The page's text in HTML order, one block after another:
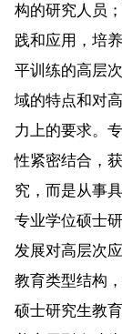
构的研究人员
践和应用，培
平训练的高层
域的特点和对
力上的要求。
性紧密结合，
究，而是从事
专业学位硕士
发展对高层次
教育类型结构
硕士研究生教